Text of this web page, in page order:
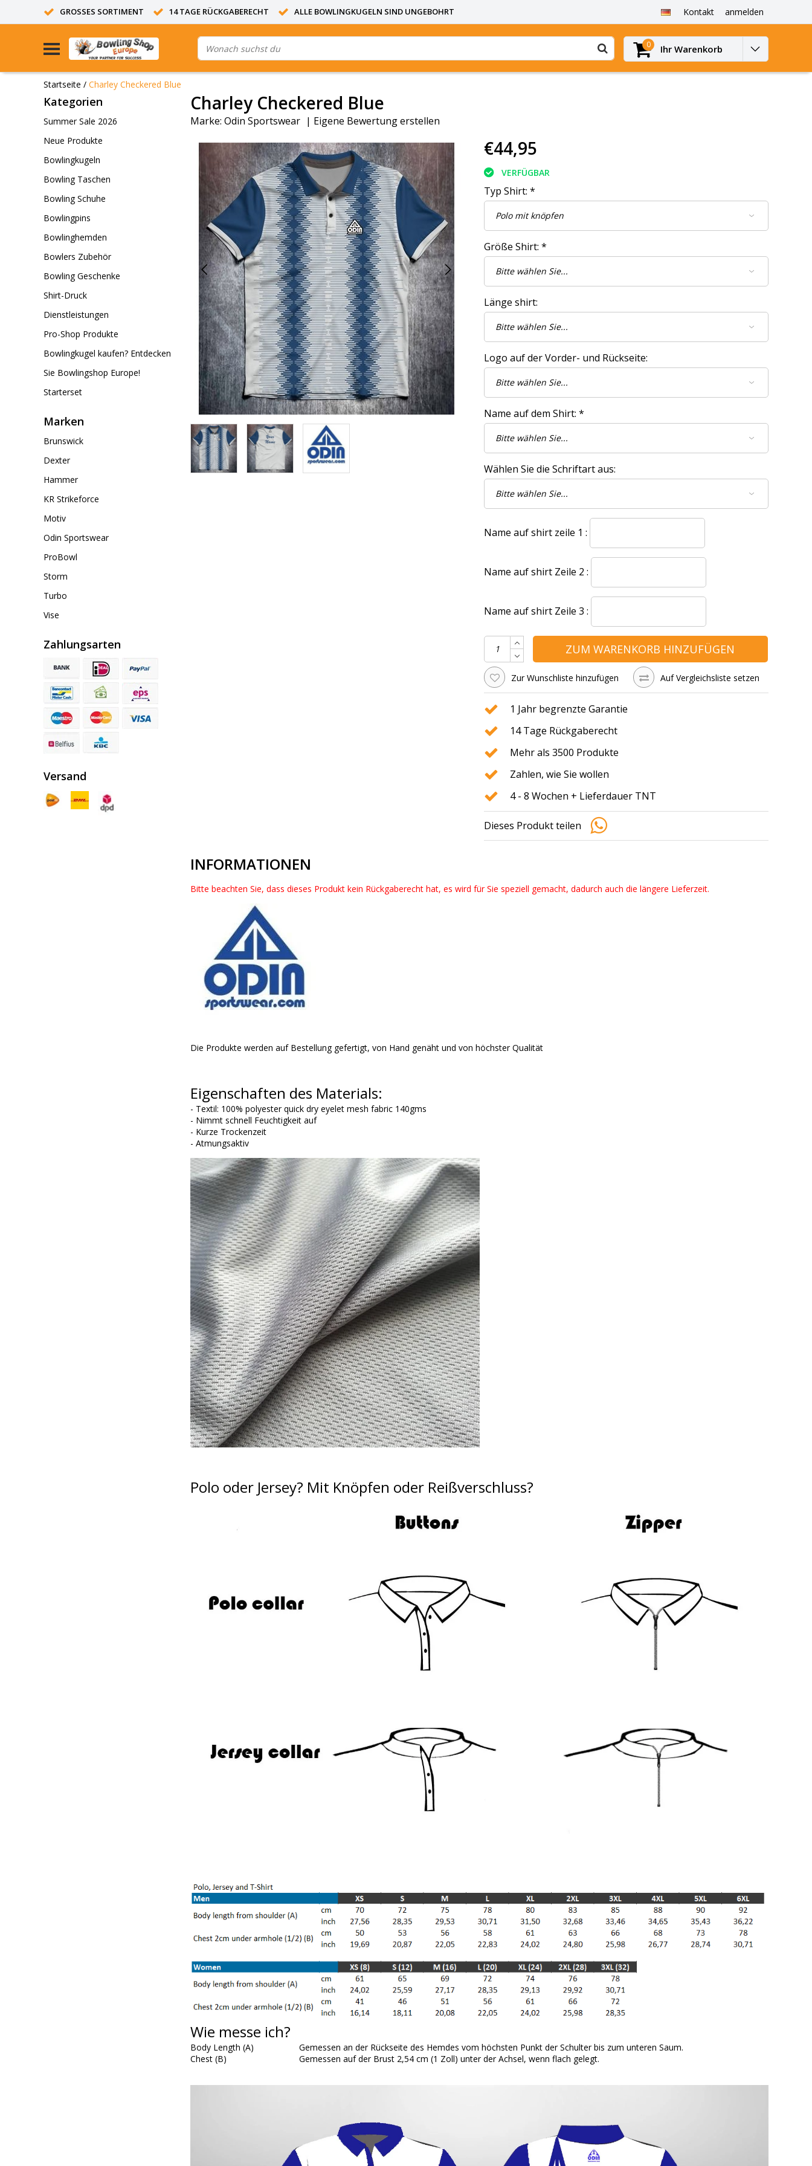
GROSSES SORTIMENT 14 TAGE RÜCKGABERECHT ALLE BOWLINGKUGELN SIND UNGEBOHRT Kontakt anmelden
0 Ihr Warenkorb
Startseite / Charley Checkered Blue
Kategorien
Summer Sale 2026
Neue Produkte
Bowlingkugeln
Bowling Taschen
Bowling Schuhe
Bowlingpins
Bowlinghemden
Bowlers Zubehör
Bowling Geschenke
Shirt-Druck
Dienstleistungen
Pro-Shop Produkte
Bowlingkugel kaufen? Entdecken
Sie Bowlingshop Europe!
Starterset
Marken
Brunswick
Dexter
Hammer
KR Strikeforce
Motiv
Odin Sportswear
ProBowl
Storm
Turbo
Vise
Zahlungsarten
Versand
Charley Checkered Blue
Marke: Odin Sportswear | Eigene Bewertung erstellen
€44,95
VERFÜGBAR
Typ Shirt: *
Größe Shirt: *
Länge shirt:
Logo auf der Vorder- und Rückseite:
Name auf dem Shirt: *
Wählen Sie die Schriftart aus:
Name auf shirt zeile 1 :
Name auf shirt Zeile 2 :
Name auf shirt Zeile 3 :
ZUM WARENKORB HINZUFÜGEN
Zur Wunschliste hinzufügen Auf Vergleichsliste setzen
1 Jahr begrenzte Garantie
14 Tage Rückgaberecht
Mehr als 3500 Produkte
Zahlen, wie Sie wollen
4 - 8 Wochen + Lieferdauer TNT
Dieses Produkt teilen
INFORMATIONEN
Bitte beachten Sie, dass dieses Produkt kein Rückgaberecht hat, es wird für Sie speziell gemacht, dadurch auch die längere Lieferzeit.
Die Produkte werden auf Bestellung gefertigt, von Hand genäht und von höchster Qualität
Eigenschaften des Materials:
- Textil: 100% polyester quick dry eyelet mesh fabric 140gms
- Nimmt schnell Feuchtigkeit auf
- Kurze Trockenzeit
- Atmungsaktiv
Polo oder Jersey? Mit Knöpfen oder Reißverschluss?
Wie messe ich?
Body Length (A)
Gemessen an der Rückseite des Hemdes vom höchsten Punkt der Schulter bis zum unteren Saum.
Chest (B)
Gemessen auf der Brust 2,54 cm (1 Zoll) unter der Achsel, wenn flach gelegt.